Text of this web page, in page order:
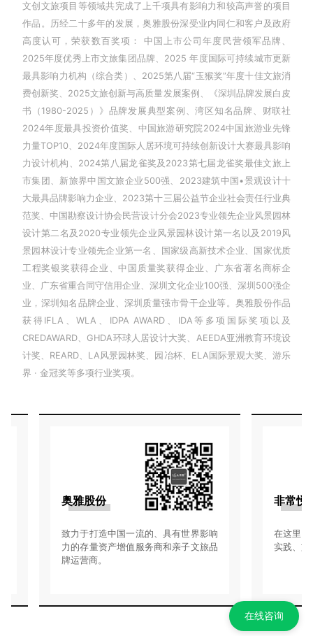
文创文旅项目等领域共完成了上千项具有影响力和较高声誉的项目
作品。历经二十多年的发展，奥雅股份深受业内同仁和客户及政府
高度认可，荣获数百奖项： 中国上市公司年度民营领军品牌、
2025年度优秀上市文旅集团品牌、2025 年度国际可持续城市更新
最具影响力机构（综合类）、2025第八届“玉猴奖”年度十佳文旅消
费创新奖、2025文旅创新与高质量发展案例、《深圳品牌发展白皮
书（1980-2025）》品牌发展典型案例、湾区知名品牌、财联社
2024年度最具投资价值奖、中国旅游研究院2024中国旅游业先锋
力量TOP10、2024年度国际人居环境可持续创新设计大赛最具影响
力设计机构、2024第八届龙雀奖及2023第七届龙雀奖最佳文旅上
市集团、新旅界中国文旅企业500强、2023建筑中国•景观设计十
大最具品牌影响力企业、2023第十三届公益节企业社会责任行业典
范奖、中国勘察设计协会民营设计分会2023专业领先企业风景园林
设计第二名及2020专业领先企业风景园林设计第一名以及2019风
景园林设计专业领先企业第一名、国家级高新技术企业、国家优质
工程奖银奖获得企业、中国质量奖获得企业、广东省著名商标企
业、广东省重合同守信用企业、深圳文化企业100强、深圳500强企
业，深圳知名品牌企业、深圳质量强市骨干企业等。奥雅股份作品
获得IFLA、WLA、IDPA AWARD、IDA等多项国际奖项以及
CREDAWARD、GHDA环球人居设计大奖、AEEDA亚洲教育环境设
计奖、REARD、LA风景园林奖、园冶杯、ELA国际景观大奖、游乐
界 · 金冠奖等多项行业奖项。
奥雅股份
致力于打造中国一流的、具有世界影响
力的存量资产增值服务商和亲子文旅品
牌运营商。
非常悦
在这里
实践、旅
在线咨询